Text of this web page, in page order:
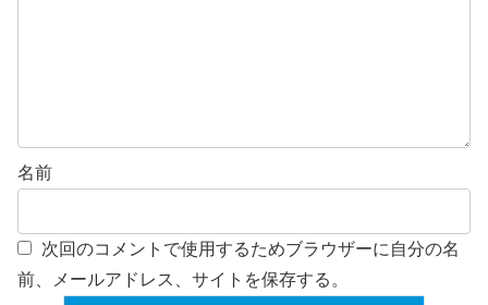
名前
次回のコメントで使用するためブラウザーに自分の名
前、メールアドレス、サイトを保存する。